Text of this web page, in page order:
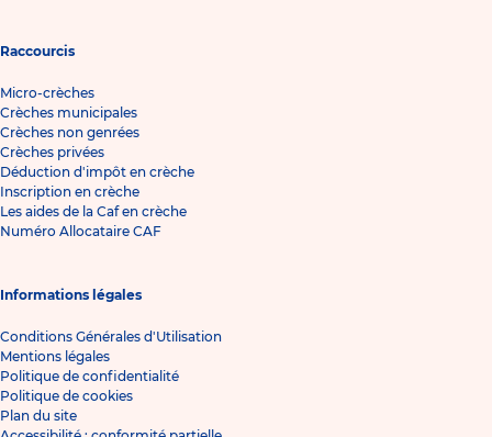
Raccourcis
Micro-crèches
Crèches municipales
Crèches non genrées
Crèches privées
Déduction d'impôt en crèche
Inscription en crèche
Les aides de la Caf en crèche
Numéro Allocataire CAF
Informations légales
Conditions Générales d'Utilisation
Mentions légales
Politique de confidentialité
Politique de cookies
Plan du site